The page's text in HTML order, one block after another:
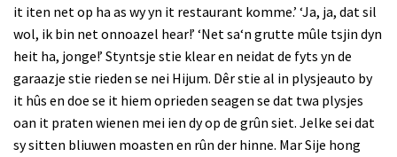
it iten net op ha as wy yn it restaurant komme.’ ‘Ja, ja, dat sil
wol, ik bin net onnoazel hear!’ ‘Net sa‘n grutte mûle tsjin dyn
heit ha, jonge!’ Styntsje stie klear en neidat de fyts yn de
garaazje stie rieden se nei Hijum. Dêr stie al in plysjeauto by
it hûs en doe se it hiem oprieden seagen se dat twa plysjes
oan it praten wienen mei ien dy op de grûn siet. Jelke sei dat
sy sitten bliuwen moasten en rûn der hinne. Mar Sije hong